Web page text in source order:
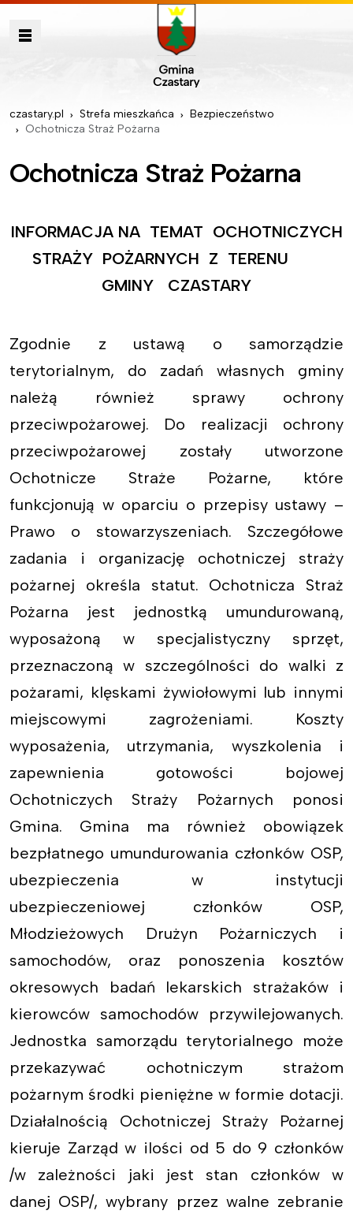
czastary.pl Strefa mieszkańca
Bezpieczeństwo
Ochotnicza Straż Pożarna
Ochotnicza Straż Pożarna
INFORMACJA NA TEMAT OCHOTNICZYCH
STRAŻY POŻARNYCH Z TERENU
GMINY CZASTARY
Zgodnie z ustawą o samorządzie
terytorialnym, do zadań własnych gminy
należą również sprawy ochrony
przeciwpożarowej. Do realizacji ochrony
przeciwpożarowej zostały utworzone
Ochotnicze Straże Pożarne, które
funkcjonują w oparciu o przepisy ustawy –
Prawo o stowarzyszeniach. Szczegółowe
zadania i organizację ochotniczej straży
pożarnej określa statut. Ochotnicza Straż
Pożarna jest jednostką umundurowaną,
wyposażoną w specjalistyczny sprzęt,
przeznaczoną w szczególności do walki z
pożarami, klęskami żywiołowymi lub innymi
miejscowymi zagrożeniami. Koszty
wyposażenia, utrzymania, wyszkolenia i
zapewnienia gotowości bojowej
Ochotniczych Straży Pożarnych ponosi
Gmina. Gmina ma również obowiązek
bezpłatnego umundurowania członków OSP,
ubezpieczenia w instytucji
ubezpieczeniowej członków OSP,
Młodzieżowych Drużyn Pożarniczych i
samochodów, oraz ponoszenia kosztów
okresowych badań lekarskich strażaków i
kierowców samochodów przywilejowanych.
Jednostka samorządu terytorialnego może
przekazywać ochotniczym strażom
pożarnym środki pieniężne w formie dotacji.
Działalnością Ochotniczej Straży Pożarnej
kieruje Zarząd w ilości od 5 do 9 członków
/w zależności jaki jest stan członków w
danej OSP/, wybrany przez walne zebranie